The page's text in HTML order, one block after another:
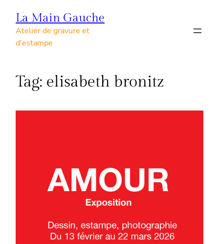
Skip
content
La Main Gauche
Atelier de gravure et
d'estampe
Tag: elisabeth bronitz